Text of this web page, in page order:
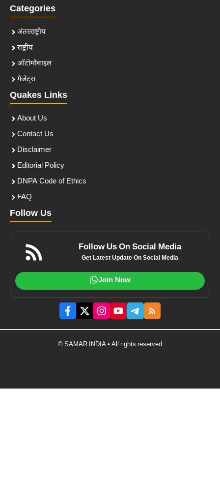
Categories
अंतरराष्ट्रीय
राष्ट्रीय
ऑटोमोबाइल
गैजेट्स
Quakes Links
About Us
Contact Us
Disclaimer
Editorial Policy
DNPA Code of Ethics
FAQ
Follow Us
Follow Us On Social Media
Get Latest Update On Social Media
Join Now
© SAMAR INDIA • All rights reserved